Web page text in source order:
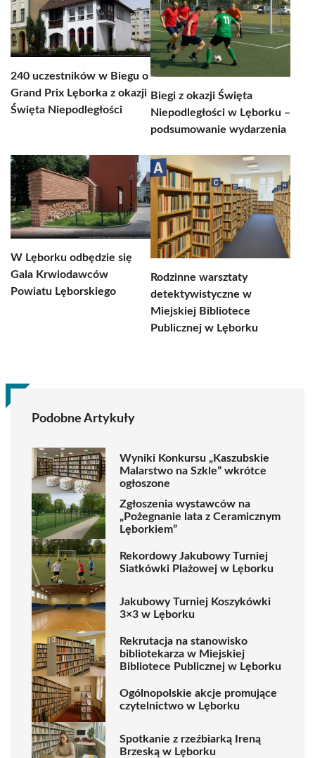
240 uczestników w Biegu o
Grand Prix Lęborka z okazji
Święta Niepodległości
Biegi z okazji Święta
Niepodległości w Lęborku –
podsumowanie wydarzenia
W Lęborku odbędzie się
Gala Krwiodawców
Powiatu Lęborskiego
Rodzinne warsztaty
detektywistyczne w
Miejskiej Bibliotece
Publicznej w Lęborku
Podobne Artykuły
Wyniki Konkursu „Kaszubskie
Malarstwo na Szkle” wkrótce
ogłoszone
Zgłoszenia wystawców na
„Pożegnanie lata z Ceramicznym
Lęborkiem”
Rekordowy Jakubowy Turniej
Siatkówki Plażowej w Lęborku
Jakubowy Turniej Koszykówki
3×3 w Lęborku
Rekrutacja na stanowisko
bibliotekarza w Miejskiej
Bibliotece Publicznej w Lęborku
Ogólnopolskie akcje promujące
czytelnictwo w Lęborku
Spotkanie z rzeźbiarką Ireną
Brzeską w Lęborku